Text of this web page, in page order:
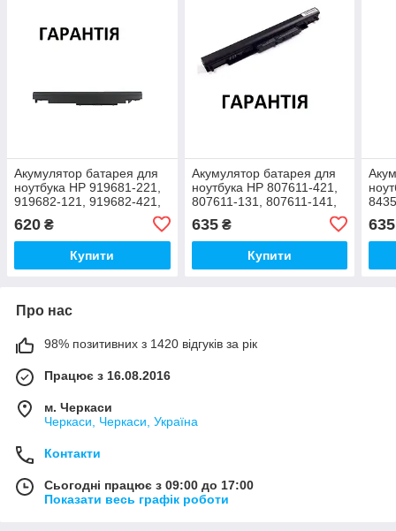
Акумулятор батарея для
ноутбука HP 919681-221,
919682-121, 919682-421,
919682-831, 919700-850,
919701-850
620 ₴
Купити
Акумулятор батарея для
ноутбука HP 807611-421,
807611-131, 807611-141,
807611-421, 807611-831,
807612-131
635₴
Купити
635
Про нас
98% позитивних з 1420 відгуків за рік
Працює з 16.08.2016
м. Черкаси
Черкаси, Черкаси, Україна
Контакти
Сьогодні працює з 09:00 до 17:00
Показати весь графік роботи